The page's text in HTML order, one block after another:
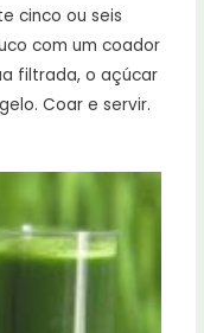
cinco ou seis
com um coador
filtrada, o açúcar
Coar e servir.